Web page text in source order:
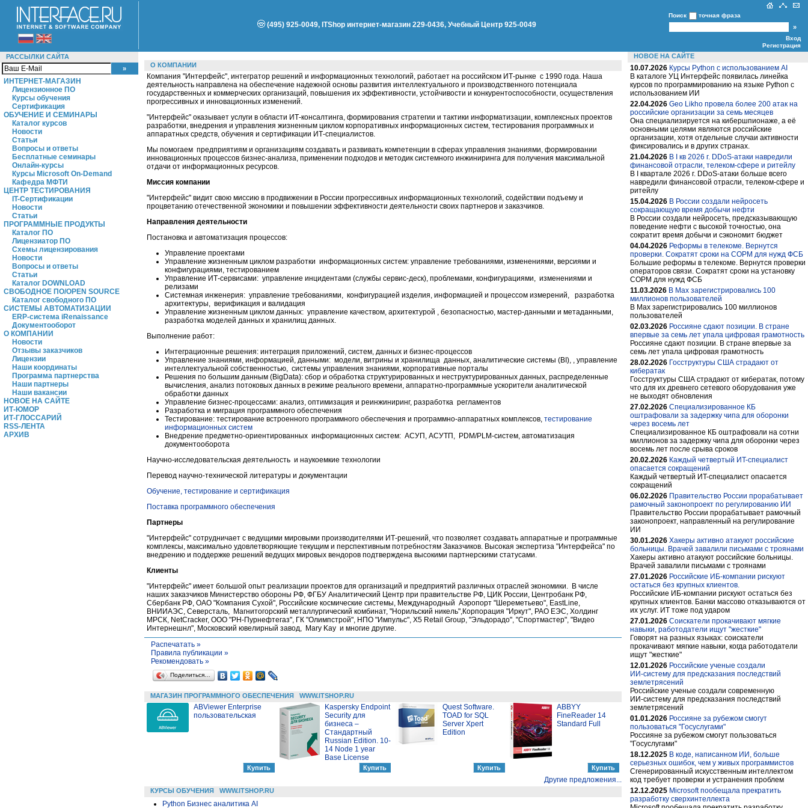
(495) 925-0049, ITShop интернет-магазин 229-0436, Учебный Центр 925-0049
Поиск точная фраза
Вход
Регистрация
РАССЫЛКИ САЙТА
ИНТЕРНЕТ-МАГАЗИН
Лицензионное ПО
Курсы обучения
Сертификация
ОБУЧЕНИЕ И СЕМИНАРЫ
Каталог курсов
Новости
Статьи
Вопросы и ответы
Бесплатные семинары
Онлайн-курсы
Курсы Microsoft On-Demand
Кафедра МФТИ
ЦЕНТР ТЕСТИРОВАНИЯ
IT-Сертификации
Новости
Статьи
ПРОГРАММНЫЕ ПРОДУКТЫ
Каталог ПО
Лицензиатор ПО
Схемы лицензирования
Новости
Вопросы и ответы
Статьи
Каталог DOWNLOAD
СВОБОДНОЕ ПО/OPEN SOURCE
Каталог свободного ПО
СИСТЕМЫ АВТОМАТИЗАЦИИ
ERP-система iRenaissance
Документооборот
О КОМПАНИИ
Новости
Отзывы заказчиков
Лицензии
Наши координаты
Программа партнерства
Наши партнеры
Наши вакансии
НОВОЕ НА САЙТЕ
ИТ-ЮМОР
ИТ-ГЛОССАРИЙ
RSS-ЛЕНТА
АРХИВ
О КОМПАНИИ
Компания "Интерфейс", интегратор решений и информационных технологий, работает на российском ИТ-рынке с 1990 года. Наша
деятельность направлена на обеспечение надежной основы развития интеллектуального и производственного потенциала
государственных и коммерческих организаций, повышения их эффективности, устойчивости и конкурентоспособности, осуществления
прогрессивных и инновационных изменений.
"Интерфейс" оказывает услуги в области ИТ-консалтинга, формирования стратегии и тактики информатизации, комплексных проектов
разработки, внедрения и управления жизненным циклом корпоративных информационных систем, тестирования программных и
аппаратных средств, обучения и сертификации ИТ-специалистов.
Мы помогаем предприятиям и организациям создавать и развивать компетенции в сферах управления знаниями, формировании
инновационных процессов бизнес-анализа, применении подходов и методик системного инжиниринга для получения максимальной
отдачи от информационных ресурсов.
Миссия компании
"Интерфейс" видит свою миссию в продвижении в России прогрессивных информационных технологий, содействии подъему и
процветанию отечественной экономики и повышении эффективности деятельности своих партнеров и заказчиков.
Направления деятельности
Постановка и автоматизация процессов:
Управление проектами
Управление жизненным циклом разработки информационных систем: управление требованиями, изменениями, версиями и
конфигурациями, тестированием
Управление ИТ-сервисами: управление инцидентами (службы сервис-деск), проблемами, конфигурациями, изменениями и
релизами
Системная инженерия: управление требованиями, конфигурацией изделия, информацией и процессом измерений, разработка
архитектуры, верификация и валидация
Управление жизненным циклом данных: управление качеством, архитектурой , безопасностью, мастер-данными и метаданными,
разработка моделей данных и хранилищ данных.
Выполнение работ:
Интеграционные решения: интеграция приложений, систем, данных и бизнес-процессов
Управление знаниями, информацией, данными: модели, витрины и хранилища данных, аналитические системы (BI), , управление
интеллектуальной собственностью, системы управления знаниями, корпоративные порталы
Решения по большим данным (BigData): сбор и обработка структурированных и неструктурированных данных, распределенные
вычисления, анализ потоковых данных в режиме реального времени, аппаратно-программные ускорители аналитической
обработки данных
Управление бизнес-процессами: анализ, оптимизация и реинжиниринг, разработка регламентов
Разработка и миграция программного обеспечения
Тестирование: тестирование встроенного программного обеспечения и программно-аппаратных комплексов, тестирование
информационных систем
Внедрение предметно-ориентированных информационных систем: АСУП, АСУТП, PDM/PLM-систем, автоматизация
документооборота
Научно-исследовательская деятельность и наукоемкие технологии
Перевод научно-технической литературы и документации
Обучение, тестирование и сертификация
Поставка программного обеспечения
Партнеры
"Интерфейс" сотрудничает с ведущими мировыми производителями ИТ-решений, что позволяет создавать аппаратные и программные
комплексы, максимально удовлетворяющие текущим и перспективным потребностям Заказчиков. Высокая экспертиза "Интерфейса" по
внедрению и поддержке решений ведущих мировых вендоров подтверждена высокими партнерскими статусами.
Клиенты
"Интерфейс" имеет большой опыт реализации проектов для организаций и предприятий различных отраслей экономики. В числе
наших заказчиков Министерство обороны РФ, ФГБУ Аналитический Центр при правительстве РФ, ЦИК России, Центробанк РФ,
Сбербанк РФ, ОАО "Компания Сухой", Российские космические системы, Международный Аэропорт "Шереметьево", EastLine,
ВНИИАЭС, Северсталь, Магнитогорский металлургический комбинат, "Норильский никель",Корпорация "Иркут", РАО ЕЭС, Холдинг
МРСК, NetCracker, ООО "РН-Пурнефтегаз", ГК "Олимпстрой", НПО "Импульс", Х5 Retail Group, "Эльдорадо", "Спортмастер", "Видео
Интернешнл", Московский ювелирный завод, Mary Kay и многие другие.
Распечатать »
Правила публикации »
Рекомендовать »
Поделиться…
МАГАЗИН ПРОГРАММНОГО ОБЕСПЕЧЕНИЯ WWW.ITSHOP.RU
ABViewer Enterprise
пользовательская
Kaspersky Endpoint
Security для
бизнеса –
Стандартный
Russian Edition. 10-
14 Node 1 year
Base License
Quest Software.
TOAD for SQL
Server Xpert
Edition
ABBYY
FineReader 14
Standard Full
Другие предложения...
КУРСЫ ОБУЧЕНИЯ WWW.ITSHOP.RU
Python Бизнес аналитика AI
НОВОЕ НА САЙТЕ
10.07.2026 Курсы Python c использованием AI
В каталоге УЦ Интерфейс появилась линейка
курсов по программированию на языке Python c
использованием ИИ
22.04.2026 Geo Likho провела более 200 атак на
российские организации за семь месяцев
Она специализируется на кибершпионаже, а её
основными целями являются российские
организации, хотя отдельные случаи активности
фиксировались и в других странах.
21.04.2026 В I кв 2026 г. DDoS-атаки навредили
финансовой отрасли, телеком-сфере и ритейлу
В I квартале 2026 г. DDoS-атаки больше всего
навредили финансовой отрасли, телеком-сфере и
ритейлу
15.04.2026 В России создали нейросеть
сокращающую время добычи нефти
В России создали нейросеть, предсказывающую
поведение нефти с высокой точностью, она
сократит время добычи и сэкономит бюджет
04.04.2026 Реформы в телекоме. Вернутся
проверки. Сократят сроки на СОРМ для нужд ФСБ
Большие реформы в телекоме. Вернутся проверки
операторов связи. Сократят сроки на установку
СОРМ для нужд ФСБ
11.03.2026 В Max зарегистрировались 100
миллионов пользователей
В Max зарегистрировались 100 миллионов
пользователей
02.03.2026 Россияне сдают позиции. В стране
впервые за семь лет упала цифровая грамотность
Россияне сдают позиции. В стране впервые за
семь лет упала цифровая грамотность
28.02.2026 Госструктуры США страдают от
кибератак
Госструктуры США страдают от кибератак, потому
что для их древнего сетевого оборудования уже
не выходят обновления
27.02.2026 Специализированное КБ
оштрафовали за задержку чипа для оборонки
через восемь лет
Специализированное КБ оштрафовали на сотни
миллионов за задержку чипа для оборонки через
восемь лет после срыва сроков
20.02.2026 Каждый четвертый ИT-специалист
опасается сокращений
Каждый четвертый ИT-специалист опасается
сокращений
06.02.2026 Правительство России прорабатывает
рамочный законопроект по регулированию ИИ
Правительство России прорабатывает рамочный
законопроект, направленный на регулирование
ИИ
30.01.2026 Хакеры активно атакуют российские
больницы. Врачей завалили письмами с троянами
Хакеры активно атакуют российские больницы.
Врачей завалили письмами с троянами
27.01.2026 Российские ИБ-компании рискуют
остаться без крупных клиентов.
Российские ИБ-компании рискуют остаться без
крупных клиентов. Банки массово отказываются от
их услуг. ИТ тоже под ударом
27.01.2026 Cоискатели прокачивают мягкие
навыки, работодатели ищут "жесткие"
Говорят на разных языках: соискатели
прокачивают мягкие навыки, когда работодатели
ищут "жесткие"
12.01.2026 Российские ученые создали
ИИ‑систему для предсказания последствий
землетрясений
Российские ученые создали современную
ИИ‑систему для предсказания последствий
землетрясений
01.01.2026 Россияне за рубежом смогут
пользоваться "Госуслугами"
Россияне за рубежом смогут пользоваться
"Госуслугами"
18.12.2025 В коде, написанном ИИ, больше
серьезных ошибок, чем у живых программистов
Сгенерированный искусственным интеллектом
код требует проверки и устранения проблем
12.12.2025 Microsoft пообещала прекратить
разработку сверхинтеллекта